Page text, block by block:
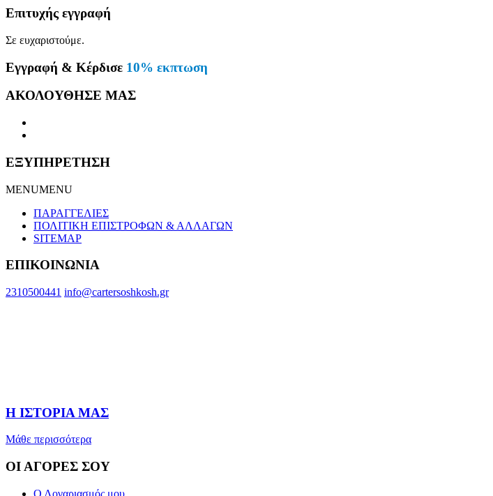
Επιτυχής εγγραφή
Σε ευχαριστούμε.
Εγγραφή & Κέρδισε 10% εκπτωση
ΑΚΟΛΟΥΘΗΣΕ ΜΑΣ
ΕΞΥΠΗΡΕΤΗΣΗ
MENUMENU
ΠΑΡΑΓΓΕΛΙΕΣ
ΠΟΛΙΤΙΚΗ ΕΠΙΣΤΡΟΦΩΝ & ΑΛΛΑΓΩΝ
SITEMAP
ΕΠΙΚΟΙΝΩΝΙΑ
2310500441 info@cartersoshkosh.gr
Η ΙΣΤΟΡΙΑ ΜΑΣ
Μάθε περισσότερα
ΟΙ ΑΓΟΡΕΣ ΣΟΥ
Ο Λογαριασμός μου